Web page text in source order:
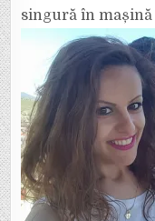
singură în